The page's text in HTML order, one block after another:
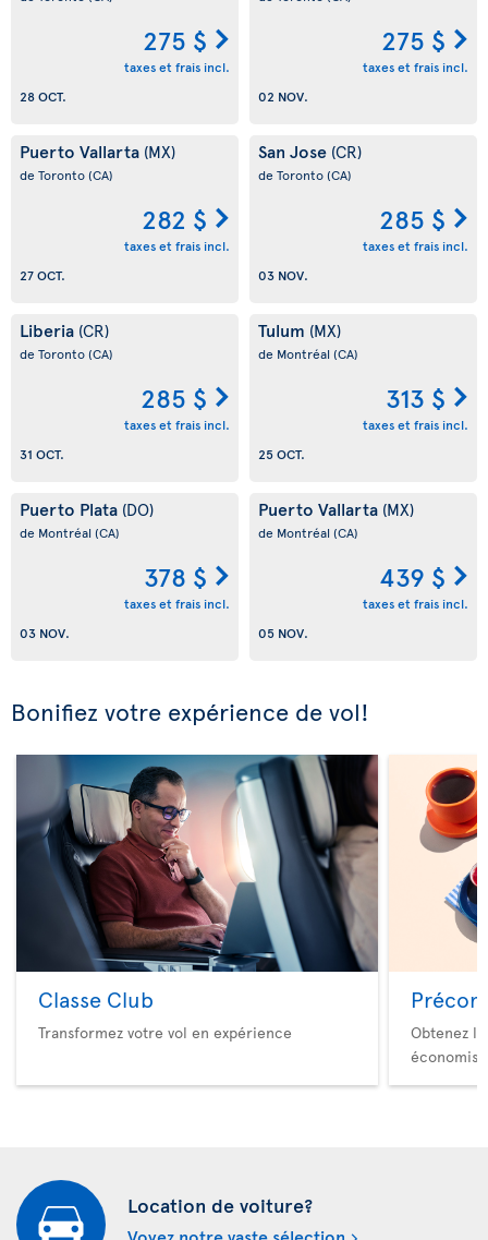
275 $
taxes et frais incl.
28 OCT.
275 $
taxes et frais incl.
02 NOV.
Puerto Vallarta (MX)
de Toronto(CA)
282 $
taxes et frais incl.
27 OCT.
San Jose (CR)
de Toronto(CA)
285 $
taxes et frais incl.
03 NOV.
Liberia (CR)
de Toronto(CA)
285 $
taxes et frais incl.
31 OCT.
Tulum (MX)
de Montréal (CA)
313 $
taxes et frais incl.
25 OCT.
Puerto Plata (DO)
de Montréal (CA)
378 $
taxes et frais incl.
03 NOV.
Puerto Vallarta (MX)
de Montréal (CA)
439 $
taxes et frais incl.
05 NOV.
Bonifiez votre expérience de vol!
Classe Club
Transformez votre vol en expérience
Obtenez
Location de voiture?